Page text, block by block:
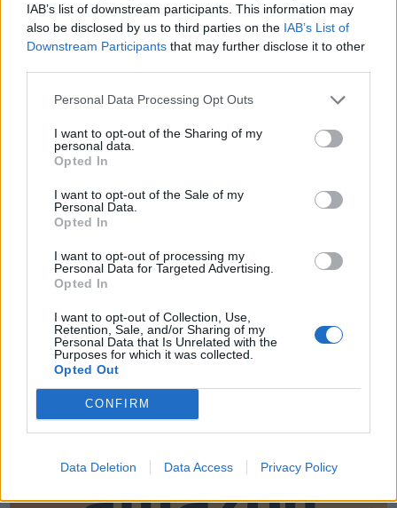
IAB’s list of downstream participants. This information may
also be disclosed by us to third parties on the IAB’s List of
Downstream Participants that may further disclose it to other
Personal Data Processing Opt Outs
I want to opt-out of the Sharing of my
personal data.
Opted In
I want to opt-out of the Sale of my
Personal Data.
Opted In
I want to opt-out of processing my
Personal Data for Targeted Advertising.
Opted In
I want to opt-out of Collection, Use,
Retention, Sale, and/or Sharing of my
Personal Data that Is Unrelated with the
Purposes for which it was collected.
Opted Out
CONFIRM
Data Deletion Data Access Privacy Policy
Inserisci nome ed indirizzo E-Mail:
Acconsento al trattamento dei dati personali (
LE MIGLIORI OFFERTE AMAZON